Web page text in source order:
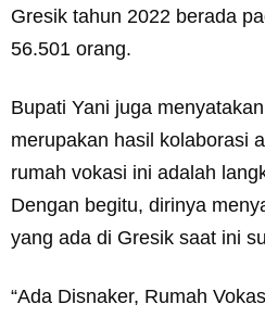
Gresik tahun 2022 berada
56.501 orang.
Bupati Yani juga
merupakan hasil kolaborasi
rumah vokasi ini adalah
Dengan begitu, dirinya
yang ada di Gresik saat ini
“Ada Disnaker, Rumah